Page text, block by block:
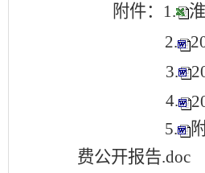
附件：1.
2.
3.
4.
5.
费公开报告.doc